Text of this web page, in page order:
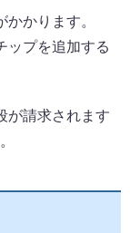
かります。
ップを追加する
が請求されます